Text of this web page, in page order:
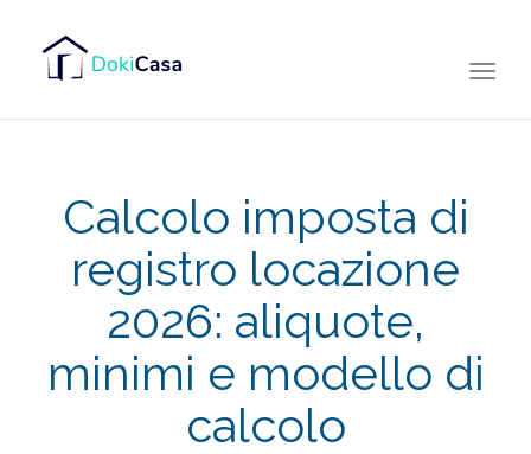
Calcolo imposta di
registro locazione
2026: aliquote,
minimi e modello di
calcolo